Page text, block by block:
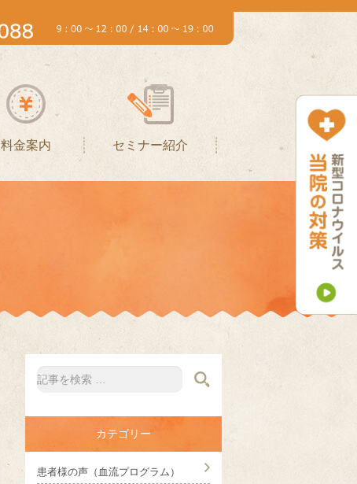
料金案内 セミナー紹介
カテゴリー
患者様の声（血流プログラム）